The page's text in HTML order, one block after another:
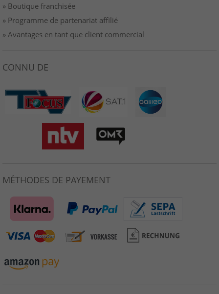
» Boutique franchisée
» Programme de partenariat affilié
» Avantages en tant que client commercial
CONNU DE
MÉTHODES DE PAYEMENT